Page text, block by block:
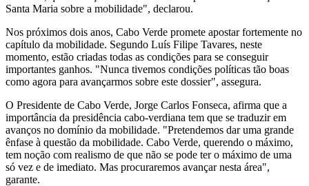
Santa Maria sobre a mobilidade", declarou.
Nos próximos dois anos, Cabo Verde promete apostar fortemente no
capítulo da mobilidade. Segundo Luís Filipe Tavares, neste
momento, estão criadas todas as condições para se conseguir
importantes ganhos. "Nunca tivemos condições políticas tão boas
como agora para avançarmos sobre este dossier", assegura.
O Presidente de Cabo Verde, Jorge Carlos Fonseca, afirma que a
importância da presidência cabo-verdiana tem que se traduzir em
avanços no domínio da mobilidade. "Pretendemos dar uma grande
ênfase à questão da mobilidade. Cabo Verde, querendo o máximo,
tem noção com realismo de que não se pode ter o máximo de uma
só vez e de imediato. Mas procuraremos avançar nesta área",
garante.